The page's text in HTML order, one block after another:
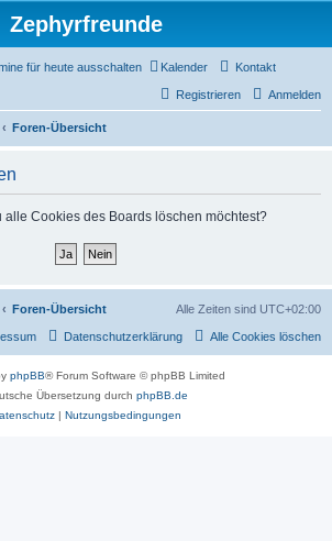
Zephyrfreunde
für heute ausschalten Kalender Kontakt
Anmelden
Registrieren
Foren-Übersicht
alle Cookies des Boards löschen möchtest?
Foren-Übersicht Alle Zeiten sind UTC+02:00
Alle Cookies löschen
Datenschutzerklärung
phpBB® Forum Software © phpBB Limited
Übersetzung durch phpBB.de
| Nutzungsbedingungen